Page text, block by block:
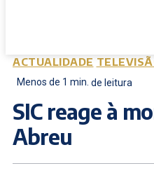
ACTUALIDADE
Menos de 1 min. de leitura
SIC reage à
Abreu